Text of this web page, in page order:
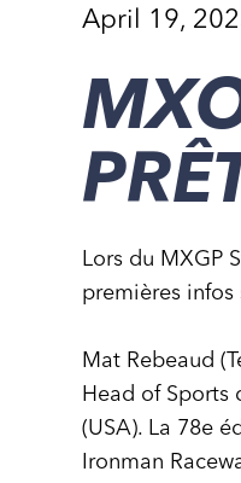
April 19,
Lors du MXGP
premières infos
Mat Rebeaud
Head of Sports
(USA). La 78e
Ironman